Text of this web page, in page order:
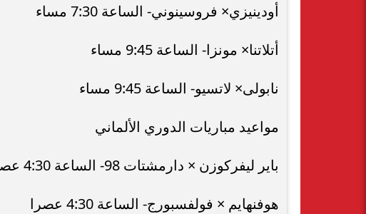
أودينيزي× فروسينوني- الساعة 7:30 مساء
أتلاتنا× مونزا- الساعة 9:45 مساء
نابولى× لاتسيو- الساعة 9:45 مساء
مواعيد مباريات الدوري الألماني
باير ليفركوزن × دارمشتات 98- الساعة 4:30 عصرا
هوفنهايم × فولفسبورج- الساعة 4:30 عصرا